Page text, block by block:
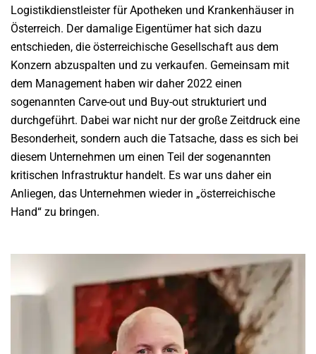
Logistikdienstleister für Apotheken und Krankenhäuser in
Österreich. Der damalige Eigentümer hat sich dazu
entschieden, die österreichische Gesellschaft aus dem
Konzern abzuspalten und zu verkaufen. Gemeinsam mit
dem Management haben wir daher 2022 einen
sogenannten Carve-out und Buy-out strukturiert und
durchgeführt. Dabei war nicht nur der große Zeitdruck eine
Besonderheit, sondern auch die Tatsache, dass es sich bei
diesem Unternehmen um einen Teil der sogenannten
kritischen Infrastruktur handelt. Es war uns daher ein
Anliegen, das Unternehmen wieder in „österreichische
Hand“ zu bringen.